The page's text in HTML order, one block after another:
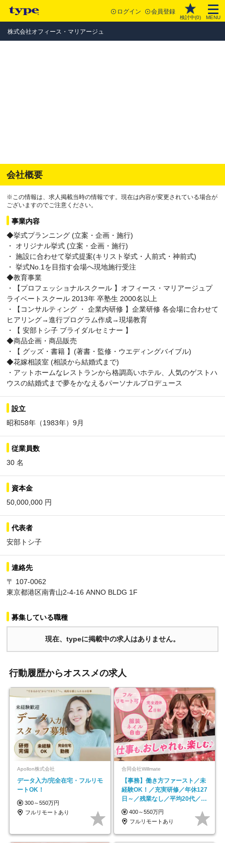
ログイン 会員登録
検討中(0) MENU
株式会社オフィース・マリアージュ
会社概要
※この情報は、求人掲載当時の情報です。現在は内容が変更されている場合が
ございますのでご注意ください。
事業内容
◆挙式プランニング (立案・企画・施行)
・ オリジナル挙式 (立案・企画・施行)
・ 施設に合わせて挙式提案(キリスト挙式・人前式・神前式)
・ 挙式No.1を目指す会場へ現地施行受注
◆教育事業
・【プロフェッショナルスクール 】オフィース・マリアージュプ
ライベートスクール 2013年 卒塾生 2000名以上
・【コンサルティング ・ 企業内研修 】企業研修 各会場に合わせて
ヒアリング→進行プログラム作成→現場教育
・【 安部トシ子 ブライダルセミナー 】
◆商品企画・商品販売
・【 グッズ・書籍 】(著書・監修・ウエディングバイブル)
◆花嫁相談室 (相談から結婚式まで)
・アットホームなレストランから格調高いホテル、人気のゲストハ
ウスの結婚式まで夢をかなえるパーソナルプロデュース
設立
昭和58年（1983年）9月
従業員数
30 名
資本金
50,000,000 円
代表者
安部トシ子
連絡先
〒 107-0062
東京都港区南青山2-4-16 ANNO BLDG 1F
募集している職種
現在、typeに掲載中の求人はありません。
行動履歴からオススメの求人
Apollon株式会社
データ入力/完全在宅・フルリモ
ートOK！
300～550万円
フルリモートあり
合同会社Willmate
【事務】働き方ファースト／未
経験OK！／充実研修／年休127
日～／残業なし／平均20代／リ
モートOK
400～550万円
フルリモートあり